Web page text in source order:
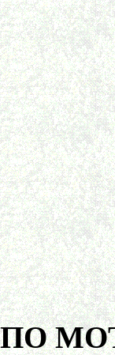
ПО